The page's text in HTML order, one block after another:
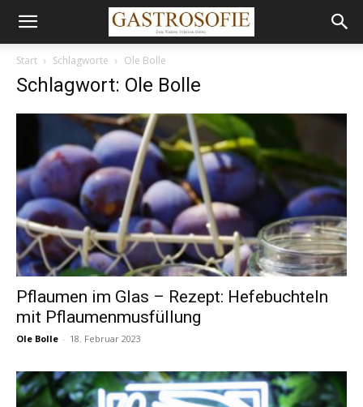
Start Schlagworte Ole Bolle
Schlagwort: Ole Bolle
Pflaumen im Glas – Rezept: Hefebuchteln
mit Pflaumenmusfüllung
Ole Bolle - 18. Februar 2023